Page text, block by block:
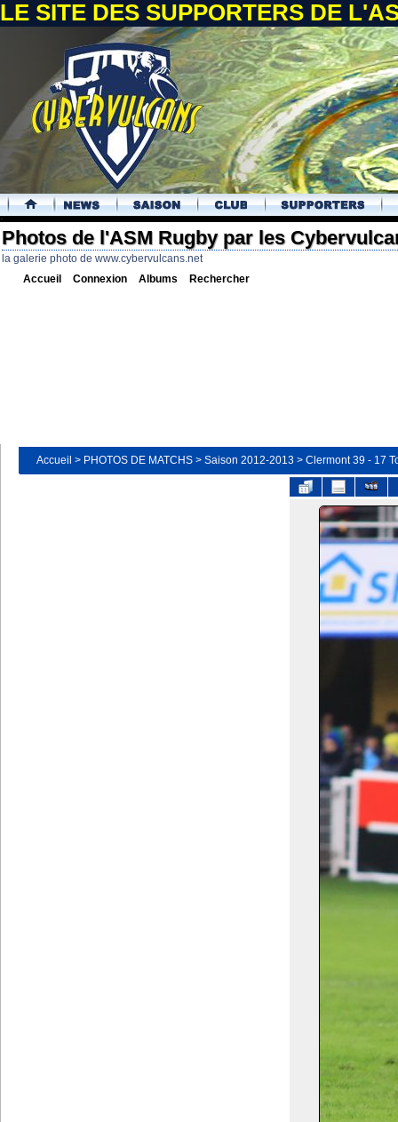
LE SITE DES SUPPORTERS DE
.
Photos de l'ASM Rugby par les
la galerie photo de www.cybervulcans.net
Accueil Connexion Albums Rechercher
Accueil > PHOTOS DE MATCHS > Saison 2012-2013 > Clermont 39 - 17